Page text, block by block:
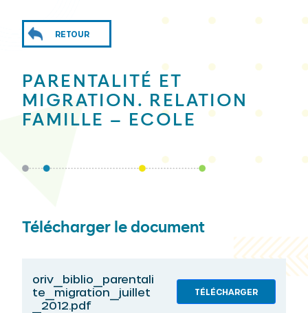
RETOUR
PARENTALITÉ ET
MIGRATION. RELATION
FAMILLE – ECOLE
Télécharger le document
oriv_biblio_parentali
te_migration_juillet
_2012.pdf
TÉLÉCHARGER